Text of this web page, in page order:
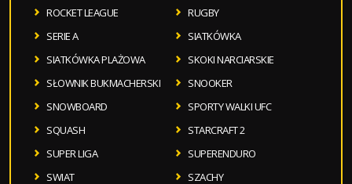
ROCKET LEAGUE
RUGBY
SERIE A
SIATKÓWKA
SIATKÓWKA PLAŻOWA
SKOKI NARCIARSKIE
SŁOWNIK BUKMACHERSKI
SNOOKER
SNOWBOARD
SPORTY WALKI UFC
SQUASH
STARCRAFT 2
SUPER LIGA
SUPERENDURO
SWIAT
SZACHY